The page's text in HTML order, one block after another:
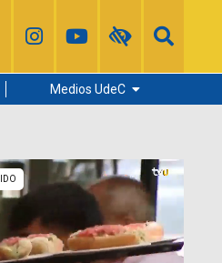
Medios UdeC
Radio UdeC
Noticias UdeC
La Discusión